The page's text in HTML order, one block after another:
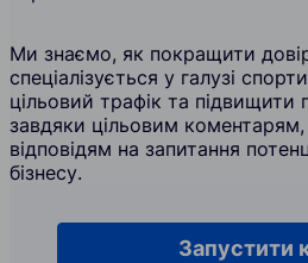
Ми знаємо, як покращити
спеціалізується у галузі
цільовий трафік та підвищити
завдяки цільовим коментарям,
відповідям на запитання
бізнесу.
Запустити